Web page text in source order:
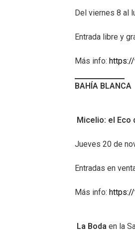
Del viernes 8 al
Entrada libre y
Más info: https://
BAHÍA BLANCA
Micelio: el Eco
Jueves 20 de
Entradas en
Más info:
La Boda en la